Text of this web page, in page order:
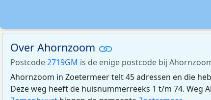
Over Ahornzoom
Postcode2719GM is de enige postcode bij
Ahornzoom in Zoetermeer telt 45 adressen en die
Deze weg heeft de huisnummerreeks 1 t/m 74. Weg